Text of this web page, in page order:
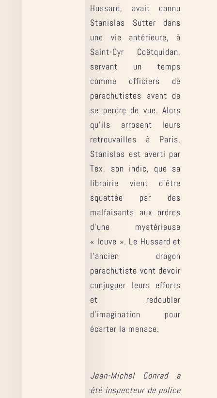
Hussard, avait connu
Stanislas Sutter dans
une vie antérieure, à
Saint-Cyr Coëtquidan,
servant un temps
comme officiers de
parachutistes avant de
se perdre de vue. Alors
qu’ils arrosent leurs
retrouvailles à Paris,
Stanislas est averti par
Tex, son indic, que sa
librairie vient d’être
squattée par des
malfaisants aux ordres
d’une mystérieuse
« louve ». Le Hussard et
l’ancien dragon
parachutiste vont devoir
conjuguer leurs efforts
et redoubler
d’imagination pour
écarter la menace.
Jean-Michel Conrad a
été inspecteur de police